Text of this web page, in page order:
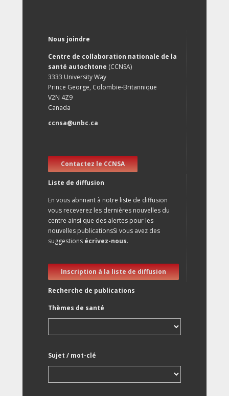
Nous joindre
Centre de collaboration nationale de la
santé autochtone (CCNSA)
3333 University Way
Prince George, Colombie-Britannique
V2N 4Z9
Canada
ccnsa@unbc.ca
Contactez le CCNSA
Liste de diffusion
En vous abnnant à notre liste de diffusion
vous receverez les dernières nouvelles du
centre ainsi que des alertes pour les
nouvelles publicationsSi vous avez des
suggestions écrivez-nous.
Inscription à la liste de diffusion
Recherche de publications
Thèmes de santé
Sujet / mot-clé